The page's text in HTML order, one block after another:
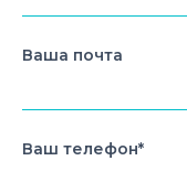
Ваша почта
Ваш телефон*